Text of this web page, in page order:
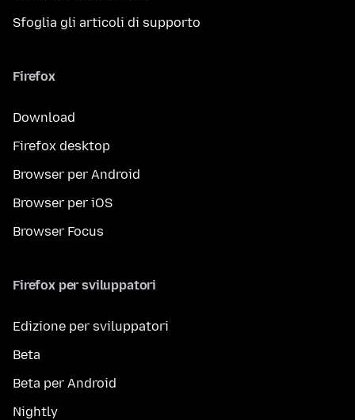
Sfoglia gli articoli di supporto
Firefox
Download
Firefox desktop
Browser per Android
Browser per iOS
Browser Focus
Firefox per sviluppatori
Edizione per sviluppatori
Beta
Beta per Android
Nightly